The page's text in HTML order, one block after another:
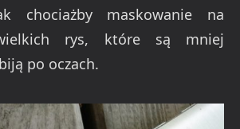
chociażby maskowanie na
rys, które są mniej
po oczach.